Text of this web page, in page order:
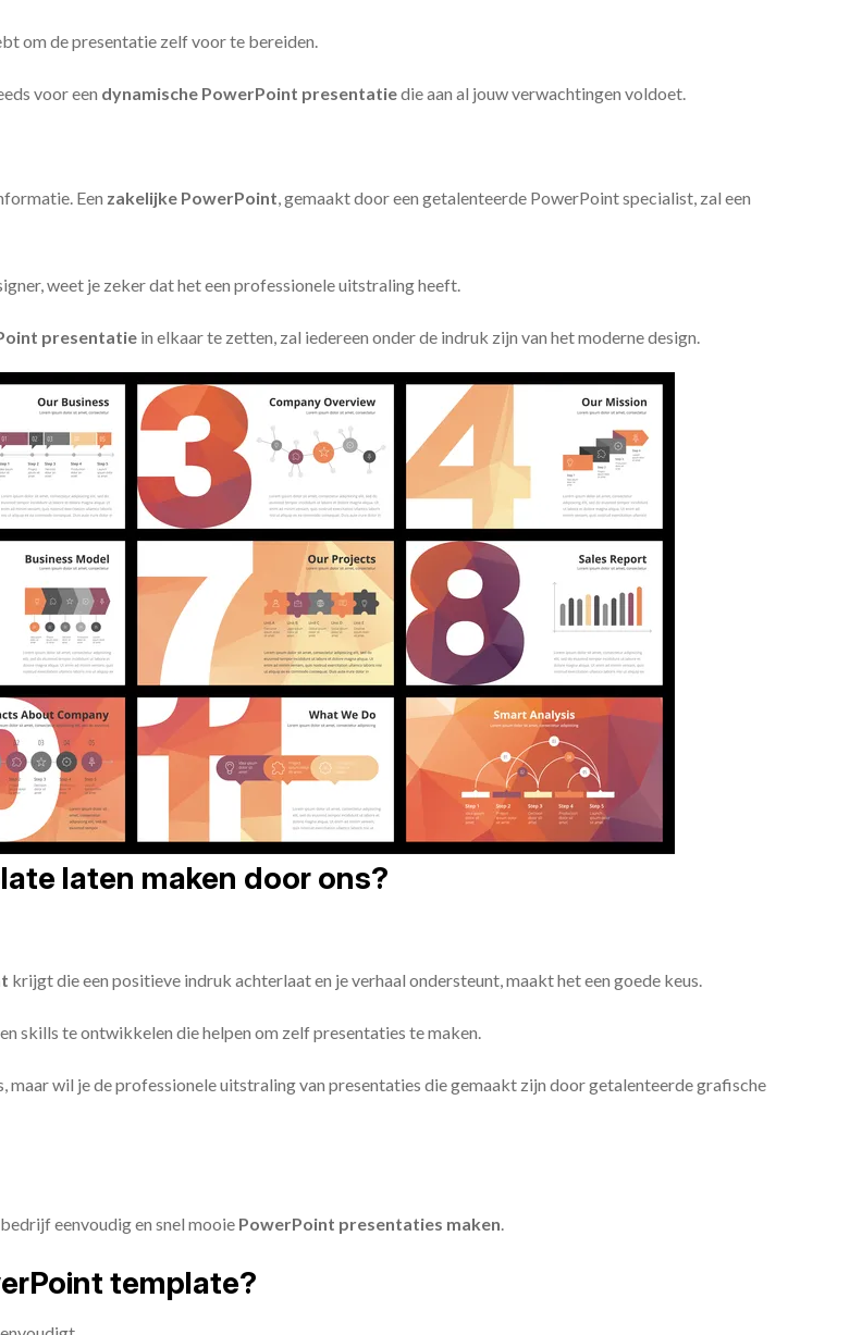
om de presentatie zelf voor te bereiden.
voor een dynamische PowerPoint presentatiedie aan al jouw verwachtingen voldoet.
Een zakelijke PowerPoint, gemaakt door een getalenteerde PowerPoint specialist, zal een
weet je zeker dat het een professionele uitstraling heeft.
presentatie in elkaar te zetten, zal iedereen onder de indruk zijn van het moderne design.
laten maken door ons?
krijgt die een positieve indruk achterlaat en je verhaal ondersteunt, maakt het een goede keus.
skills te ontwikkelen die helpen om zelf presentaties te maken.
wil je de professionele uitstraling van presentaties die gemaakt zijn door getalenteerde grafische
eenvoudig en snel mooie PowerPoint presentaties maken.
template?